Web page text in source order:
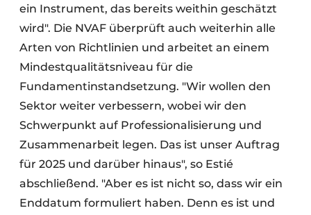
ein Instrument, das bereits weithin geschätzt
wird". Die NVAF überprüft auch weiterhin alle
Arten von Richtlinien und arbeitet an einem
Mindestqualitätsniveau für die
Fundamentinstandsetzung. "Wir wollen den
Sektor weiter verbessern, wobei wir den
Schwerpunkt auf Professionalisierung und
Zusammenarbeit legen. Das ist unser Auftrag
für 2025 und darüber hinaus", so Estié
abschließend. "Aber es ist nicht so, dass wir ein
Enddatum formuliert haben. Denn es ist und